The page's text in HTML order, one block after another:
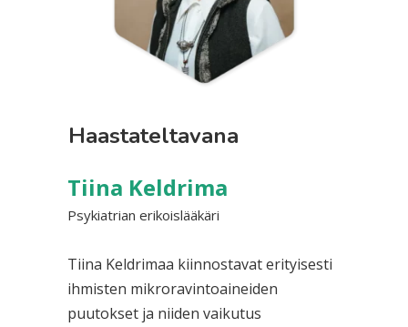
Haastateltavana
Tiina Keldrima
Psykiatrian erikoislääkäri
Tiina Keldrimaa kiinnostavat erityisesti
ihmisten mikroravintoaineiden
puutokset ja niiden vaikutus